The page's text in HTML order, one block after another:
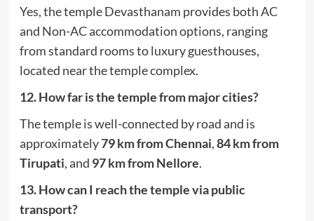
Yes, the temple Devasthanam provides both AC
and Non-AC accommodation options, ranging
from standard rooms to luxury guesthouses,
located near the temple complex.
12. How far is the temple from major cities?
The temple is well-connected by road and is
approximately79 km from Chennai,84 km from
Tirupati, and 97 km from Nellore.
13. How can I reach the temple via public
transport?